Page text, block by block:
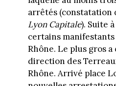
arrêtés (constatation
Lyon Capitale). Suite
certains
Rhône. Le plus gros
direction des
Rhône. Arrivé place